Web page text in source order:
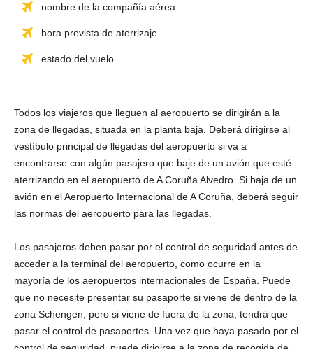
nombre de la compañía aérea
hora prevista de aterrizaje
estado del vuelo
Todos los viajeros que lleguen al aeropuerto se dirigirán a la
zona de llegadas, situada en la planta baja. Deberá dirigirse al
vestíbulo principal de llegadas del aeropuerto si va a
encontrarse con algún pasajero que baje de un avión que esté
aterrizando en el aeropuerto de A Coruña Alvedro. Si baja de un
avión en el Aeropuerto Internacional de A Coruña, deberá seguir
las normas del aeropuerto para las llegadas.
Los pasajeros deben pasar por el control de seguridad antes de
acceder a la terminal del aeropuerto, como ocurre en la
mayoría de los aeropuertos internacionales de España. Puede
que no necesite presentar su pasaporte si viene de dentro de la
zona Schengen, pero si viene de fuera de la zona, tendrá que
pasar el control de pasaportes. Una vez que haya pasado por el